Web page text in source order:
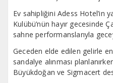
Ev sahipliğini Adess Hotel’in
Kulübü’nün hayır gecesinde
sahne performanslarıyla
Geceden elde edilen gelirle
sandalye alınması
Büyükdoğan ve Sigmacert